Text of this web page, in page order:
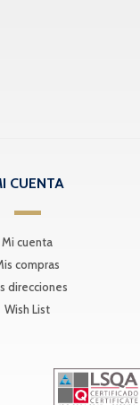
CUENTA
Mi cuenta
compras
direcciones
Wish List